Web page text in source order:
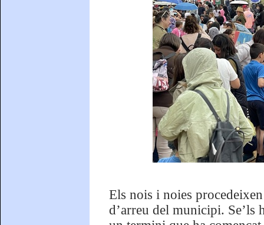
Els nois i noies
d’arreu del municipi. Se’ls